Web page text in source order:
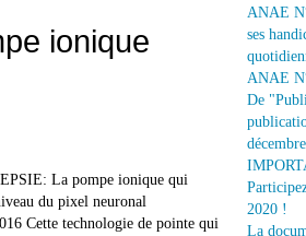
ionique
La pompe ionique qui
du pixel neuronal
Cette technologie de pointe qui
ANAE
ses
ANAE
De
décembre
2020 !
La